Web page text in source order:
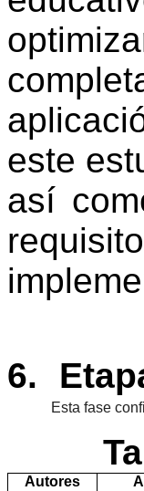
este
así
6.
Esta fase
Autores